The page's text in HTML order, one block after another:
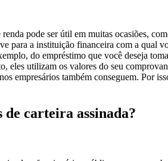
pode ser útil em muitas ocasiões,
para a instituição financeira com a qual
do empréstimo que você deseja
utilizam os valores do seu
empresários também conseguem. Por
de carteira assinada?